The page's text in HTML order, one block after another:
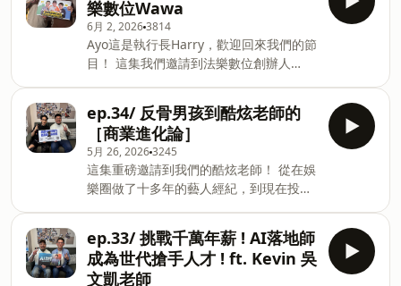
困難、難以對齊，該怎麼處理？ 創業前怎
麼評估下行風險與上行機會？ 如果你對這
本書有興趣的話，歡迎到以下連結購買！
《#商品決勝點：全球最成功的產品設計
師如何讓顧客買單》 📕博客來｜
https://bookstw.link/94l7ac 📗誠品｜
https://user
近10間全直營門市的品牌。 這集不聊創業
有多辛苦，我們聊聊為什麼早餐店「再爛
都不會倒」反而是他進場的理由？ 一家店
賣完為什麼不拉長時間，而是直接開第二
家？ 漲價的考量點為什麼不是「多賺一
點」，而是「能不能讓品牌再玩三五
年」？ 如果你正在想要不要創業、要不要
開餐飲、要不要從餐車開始試水溫，這集
值得認真聽完。 Harry Lin 墨樊創顧公司
執行長 本業是創業教育老師，副業做了幾
個電商品牌、開了一間很好吃的居酒屋、
同時也是一位內容創作者。 - 墨樊創顧 是
一間創業教育顧問公司，我們在自媒體平
台上的名字大家會比較熟悉，叫「我媽叫
我不要創業」 我們希望那些學校裡沒有教
樂數位Wawa
6月 2, 20263814
Ayo這是執行長Harry，歡迎回來我們的節
目！ 這集我們邀請到法樂數位創辦人
手起家創業的真實歷程。 沒有大公司光
環、沒有現成資源，他是怎麼談下第一個
客戶的？ 獨立代理商在市場上的生存之道
又是什麼？ 從廣告創意到創業心態，
wawa也分享了他對「品牌價值觀」的堅
持 哪些案子再多錢也不接、哪些事情是凌
駕在商業之上的底線。 如果你也對廣告、
創業、或是「離開穩定去闖一闖」有興
趣，這集很適合你聽。 點我了解更多【行
銷複利成長計劃】(若無法開啟連結請點擊
ep.34/ 反骨男孩到酷炫老師的
［商業進化論］
5月 26, 20263245
這集重磅邀請到我們的酷炫老師！ 從在娛
樂圈做了十多年的藝人經紀，到現在投身
這中間到底發生了什麼？ 這次我們從大家
最愛聽的八卦切入，聊他當年解散藝人部
門最真實的原因，也聊創業路上最燒錢的
坑在哪、短影音市場競爭這麼激烈他怎麼
ep.33/ 挑戰千萬年薪 ! AI落地師
成為世代搶手人才 ! ft. Kevin 吳
文凱老師